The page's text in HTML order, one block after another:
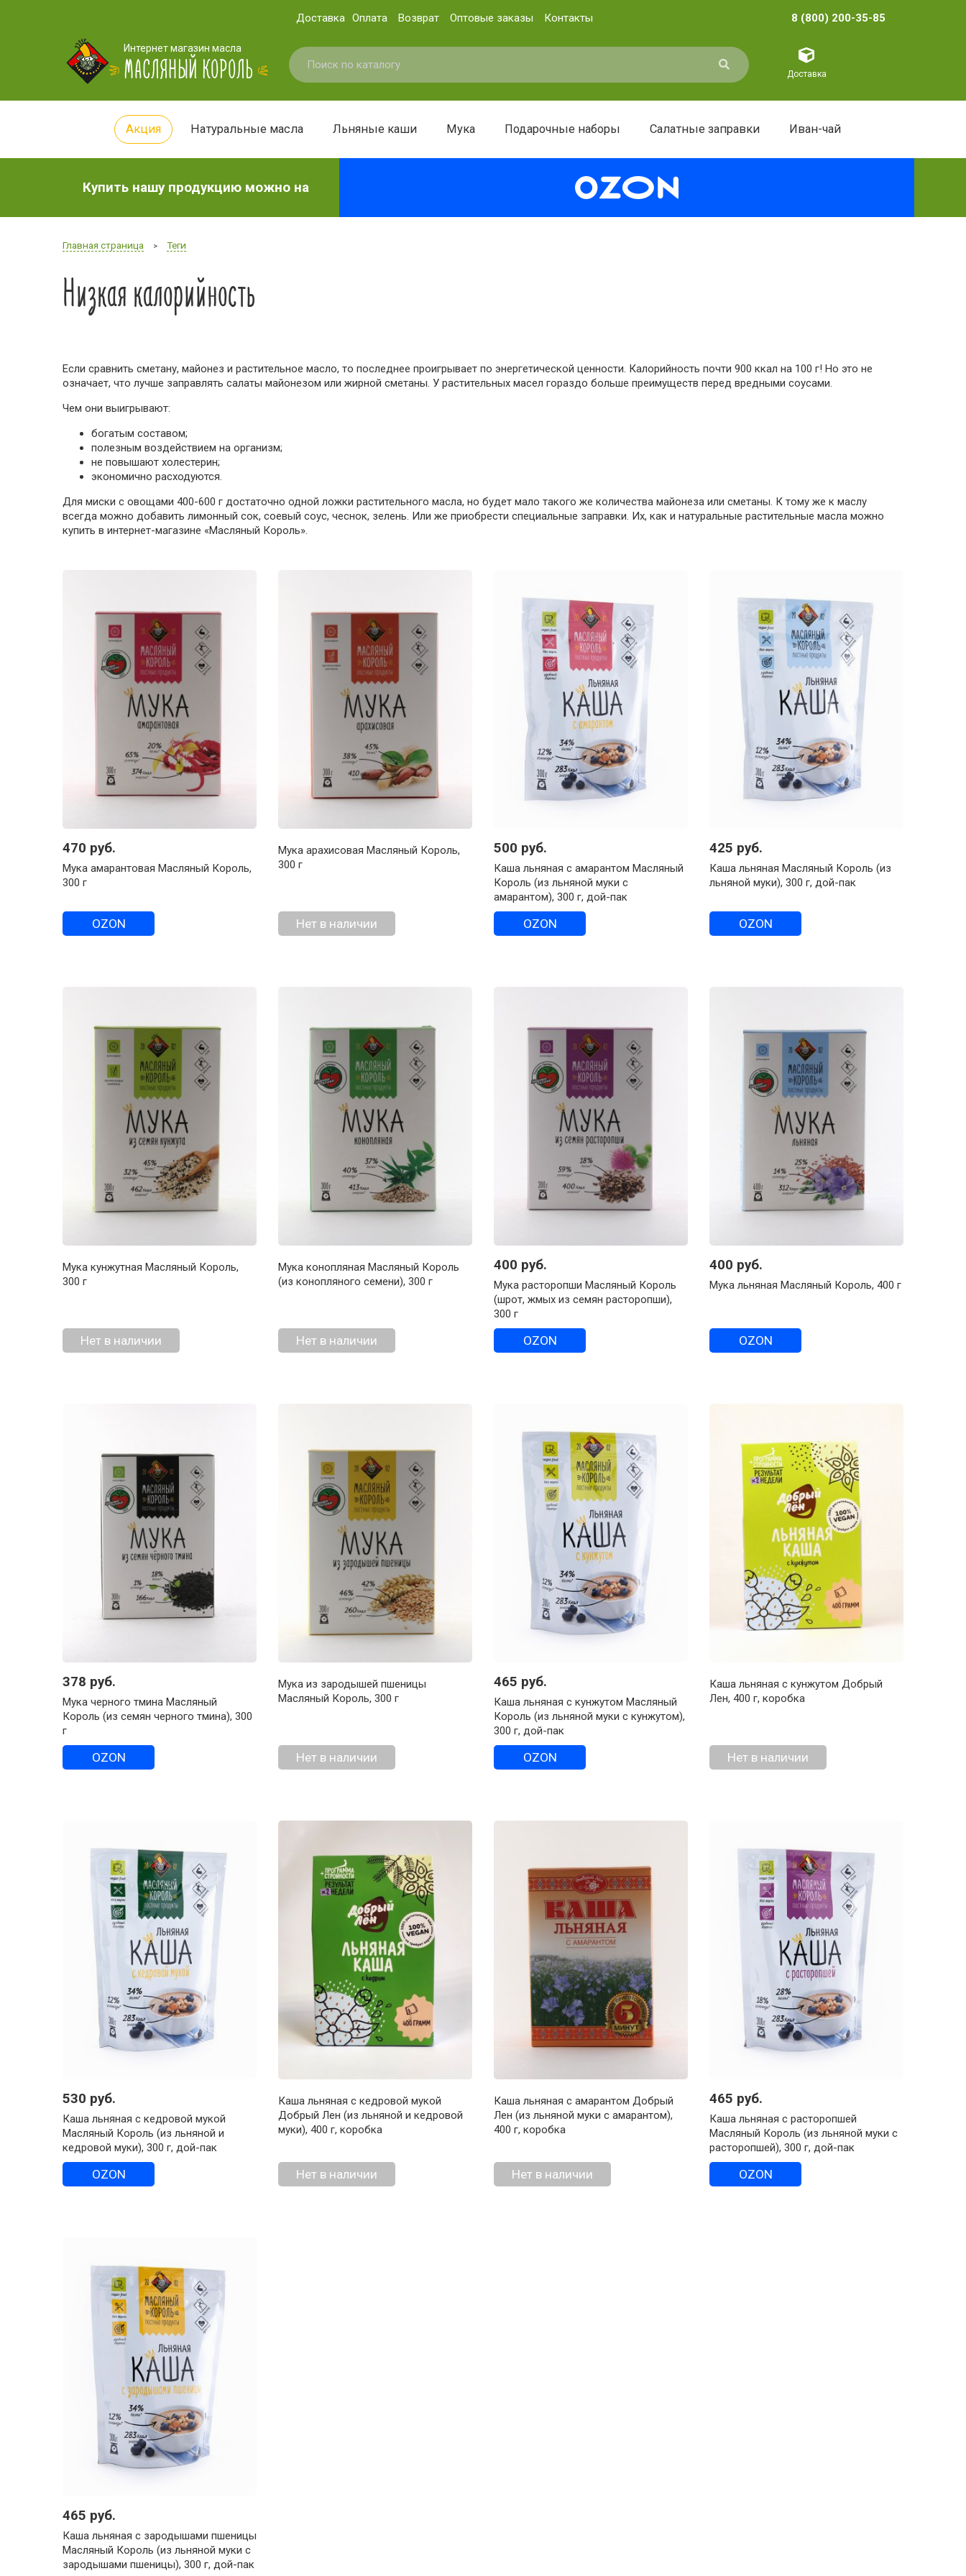
8 (800) 200-35-85
Доставка Оплата Возврат Оптовые заказы Контакты
Интернет магазин масла
МАСЛЯНЫЙ КОРОЛЬ Доставка
Акция Натуральные масла Льняные каши Мука Подарочные наборы Салатные заправки Иван-чай
Купить нашу продукцию можно на
Главная страница > Теги
Низкая калорийность
Если сравнить сметану, майонез и растительное масло, то последнее проигрывает по энергетической ценности. Калорийность почти 900 ккал на 100 г! Но это не
означает, что лучше заправлять салаты майонезом или жирной сметаны. У растительных масел гораздо больше преимуществ перед вредными соусами.
Чем они выигрывают:
богатым составом;
полезным воздействием на организм;
не повышают холестерин;
экономично расходуются.
Для миски с овощами 400-600 г достаточно одной ложки растительного масла, но будет мало такого же количества майонеза или сметаны. К тому же к маслу
всегда можно добавить лимонный сок, соевый соус, чеснок, зелень. Или же приобрести специальные заправки. Их, как и натуральные растительные масла можно
купить в интернет-магазине «Масляный Король».
470 руб.
Мука амарантовая Масляный Король,
300 г
OZON
Мука арахисовая Масляный Король,
300 г
Нет в наличии
500 руб.
Каша льняная с амарантом Масляный
Король (из льняной муки с
амарантом), 300 г, дой-пак
OZON
425 руб.
Каша льняная Масляный Король (из
льняной муки), 300 г, дой-пак
OZON
Мука кунжутная Масляный Король,
300 г
Нет в наличии
Мука конопляная Масляный Король
(из конопляного семени), 300 г
Нет в наличии
400 руб.
Мука расторопши Масляный Король
(шрот, жмых из семян расторопши),
300 г
OZON
400 руб.
Мука льняная Масляный Король, 400 г
OZON
378 руб.
Мука черного тмина Масляный
Король (из семян черного тмина), 300
г
OZON
Мука из зародышей пшеницы
Масляный Король, 300 г
Нет в наличии
465 руб.
Каша льняная с кунжутом Масляный
Король (из льняной муки с кунжутом),
300 г, дой-пак
OZON
Каша льняная с кунжутом Добрый
Лен, 400 г, коробка
Нет в наличии
530 руб.
Каша льняная с кедровой мукой
Масляный Король (из льняной и
кедровой муки), 300 г, дой-пак
OZON
Каша льняная с кедровой мукой
Добрый Лен (из льняной и кедровой
муки), 400 г, коробка
Нет в наличии
Каша льняная с амарантом Добрый
Лен (из льняной муки с амарантом),
400 г, коробка
Нет в наличии
465 руб.
Каша льняная с расторопшей
Масляный Король (из льняной муки с
расторопшей), 300 г, дой-пак
OZON
465 руб.
Каша льняная с зародышами пшеницы
Масляный Король (из льняной муки с
зародышами пшеницы), 300 г, дой-пак